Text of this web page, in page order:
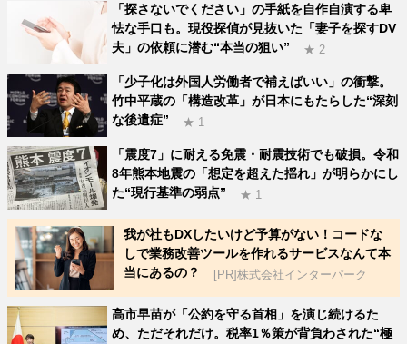
「探さないでください」の手紙を自作自演する卑
怯な手口も。現役探偵が見抜いた「妻子を探すDV
夫」の依頼に潜む“本当の狙い”
★ 2
「少子化は外国人労働者で補えばいい」の衝撃。
竹中平蔵の「構造改革」が日本にもたらした“深刻
な後遺症”
★ 1
「震度7」に耐える免震・耐震技術でも破損。令和
8年熊本地震の「想定を超えた揺れ」が明らかにし
た“現行基準の弱点”
★ 1
我が社もDXしたいけど予算がない！コードな
しで業務改善ツールを作れるサービスなんて本
当にあるの？
[PR]株式会社インターパーク
高市早苗が「公約を守る首相」を演じ続けるた
め、ただそれだけ。税率1％策が背負わされた“極